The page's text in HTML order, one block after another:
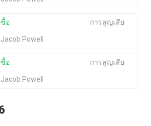
Jacob Powell
ซื้อ การสูญเสีย
Jacob Powell
ซื้อ การสูญเสีย